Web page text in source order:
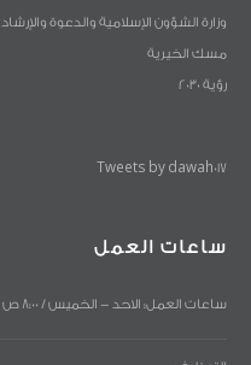
وزارة الشؤون الإسلامية والدعوة والإرشاد
مسك الخيرية
رؤية 2030
Tweets by dawah017
ساعات العمل
ساعات العمل: الاحد - الخميس / 8:00 ص - 12:00 م ومن 4:00 م - 8:30 م